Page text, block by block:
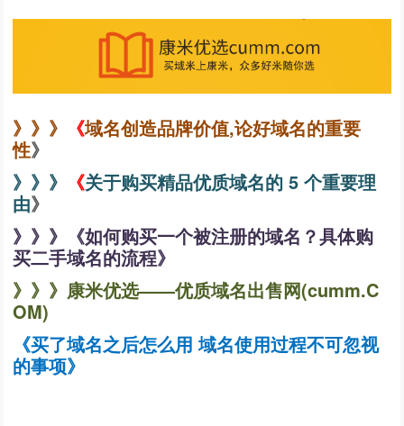
》》》 《域名创造品牌价值,论好域名的重要
性》
》》》
《关于购买精品优质域名的 5 个重要理
由》
》》》
《如何购买一个被注册的域名？具体购
买二手域名的流程》
》》》康米优选——优质域名出售网(cumm.C
OM)
《买了域名之后怎么用 域名使用过程不可忽视
的事项》